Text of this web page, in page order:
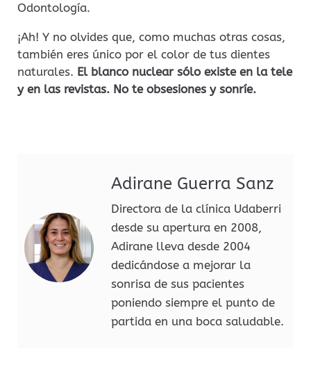
Odontología.
¡Ah! Y no olvides que, como muchas otras cosas,
también eres único por el color de tus dientes
naturales. El blanco nuclear sólo existe en la tele
y en las revistas. No te obsesiones y sonríe.
Adirane Guerra Sanz
Directora de la clínica Udaberri
desde su apertura en 2008,
Adirane lleva desde 2004
dedicándose a mejorar la
sonrisa de sus pacientes
poniendo siempre el punto de
partida en una boca saludable.